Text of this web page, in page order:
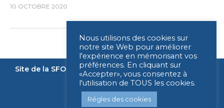
10 OCTOBRE 2020
Site de la SFORL Nous contacter Mentions légales
Légende
Nous utilisons des cookies sur
notre site Web pour améliorer
l'expérience en mémorisant vos
préférences. En cliquant sur
«Accepter», vous consentez à
l'utilisation de TOUS les cookies.
Régles des cookies